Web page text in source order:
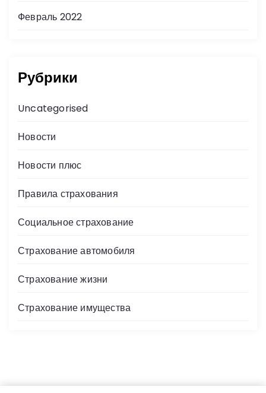
Февраль 2022
Рубрики
Uncategorised
Новости
Новости плюс
Правила страхования
Социальное страхование
Страхование автомобиля
Страхование жизни
Страхование имущества